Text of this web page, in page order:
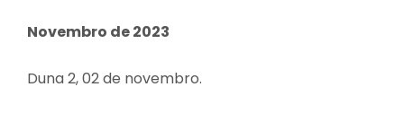
Novembro de 2023
Duna 2, 02 de novembro.